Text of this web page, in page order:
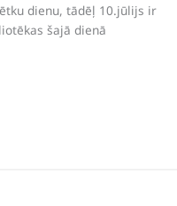
dienu, tādēļ 10.jūlijs ir
šajā dienā